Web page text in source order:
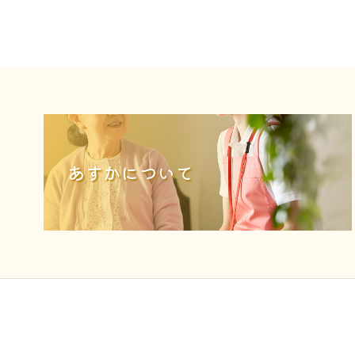
あすかについて